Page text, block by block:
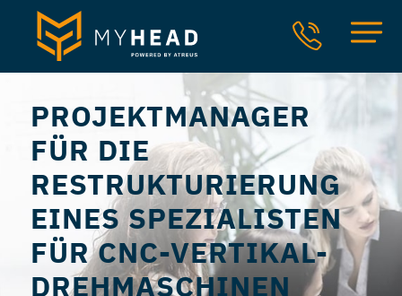
PROJEKTMANAGER
FÜR DIE
RESTRUKTURIERUNG
EINES SPEZIALISTEN
FÜR CNC-VERTIKAL-
DREHMASCHINEN